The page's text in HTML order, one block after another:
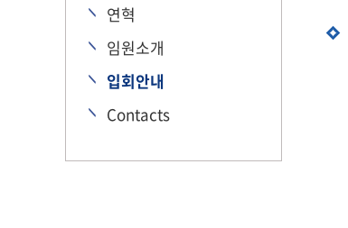
연혁
임원소개
입회안내
Contacts